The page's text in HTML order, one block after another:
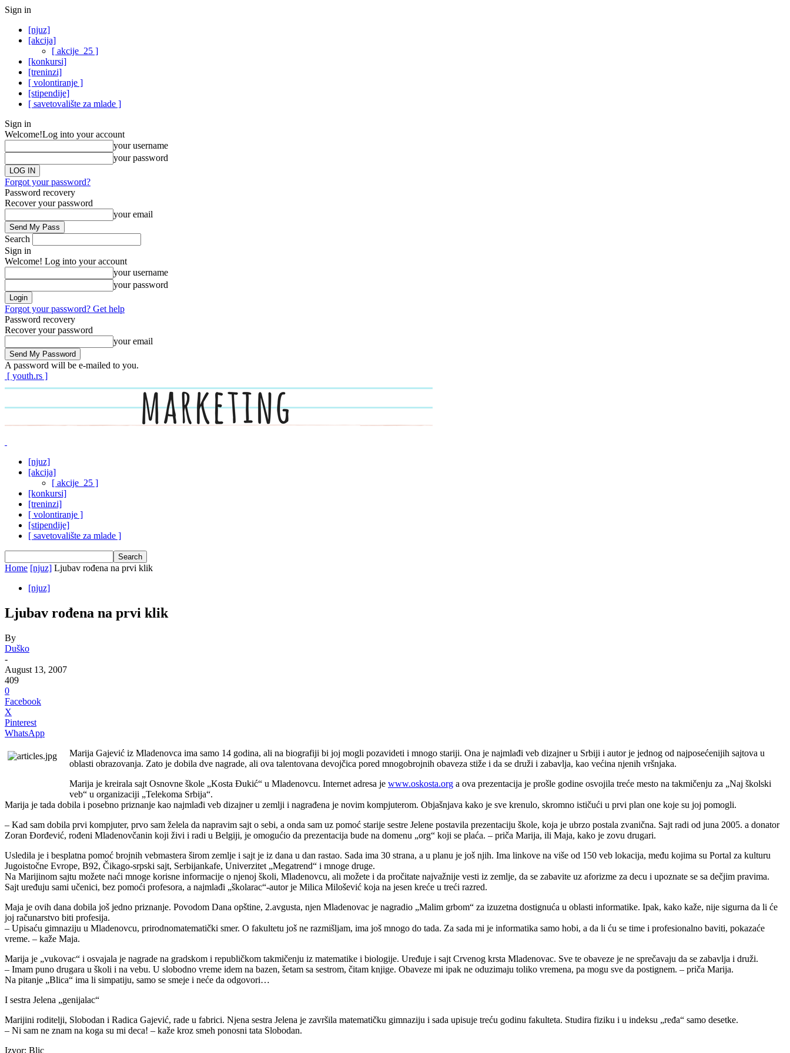
Sign in
[njuz]
[akcija]
[ akcije_25 ]
[konkursi]
[treninzi]
[ volontiranje ]
[stipendije]
[ savetovalište za mlade ]
Sign in
Welcome!Log into your account
your username
your password
Forgot your password?
Password recovery
Recover your password
your email
Search
Sign in
Welcome! Log into your account
your username
your password
Forgot your password? Get help
Password recovery
Recover your password
your email
A password will be e-mailed to you.
[ youth.rs ]
[njuz]
[akcija]
[ akcije_25 ]
[konkursi]
[treninzi]
[ volontiranje ]
[stipendije]
[ savetovalište za mlade ]
Home [njuz] Ljubav rođena na prvi klik
[njuz]
Ljubav rođena na prvi klik
By
Duško
-
August 13, 2007
409
0
Facebook
X
Pinterest
WhatsApp
Marija Gajević iz Mladenovca ima samo 14 godina, ali na biografiji bi joj mogli pozavideti i mnogo stariji. Ona je najmlađi veb dizajner u Srbiji i autor je jednog od najposećenijih sajtova u
oblasti obrazovanja. Zato je dobila dve nagrade, ali ova talentovana devojčica pored mnogobrojnih obaveza stiže i da se druži i zabavlja, kao većina njenih vršnjaka.
Marija je kreirala sajt Osnovne škole „Kosta Đukić“ u Mladenovcu. Internet adresa je www.oskosta.org a ova prezentacija je prošle godine osvojila treće mesto na takmičenju za „Naj školski
veb“ u organizaciji „Telekoma Srbija“.
Marija je tada dobila i posebno priznanje kao najmlađi veb dizajner u zemlji i nagrađena je novim kompjuterom. Objašnjava kako je sve krenulo, skromno ističući u prvi plan one koje su joj pomogli.
– Kad sam dobila prvi kompjuter, prvo sam želela da napravim sajt o sebi, a onda sam uz pomoć starije sestre Jelene postavila prezentaciju škole, koja je ubrzo postala zvanična. Sajt radi od juna 2005. a donator
Zoran Đorđević, rođeni Mladenovčanin koji živi i radi u Belgiji, je omogućio da prezentacija bude na domenu „org“ koji se plaća. – priča Marija, ili Maja, kako je zovu drugari.
Usledila je i besplatna pomoć brojnih vebmastera širom zemlje i sajt je iz dana u dan rastao. Sada ima 30 strana, a u planu je još njih. Ima linkove na više od 150 veb lokacija, među kojima su Portal za kulturu
Jugoistočne Evrope, B92, Čikago-srpski sajt, Serbijankafe, Univerzitet „Megatrend“ i mnoge druge.
Na Marijinom sajtu možete naći mnoge korisne informacije o njenoj školi, Mladenovcu, ali možete i da pročitate najvažnije vesti iz zemlje, da se zabavite uz aforizme za decu i upoznate se sa dečjim pravima.
Sajt uređuju sami učenici, bez pomoći profesora, a najmlađi „školarac“-autor je Milica Milošević koja na jesen kreće u treći razred.
Maja je ovih dana dobila još jedno priznanje. Povodom Dana opštine, 2.avgusta, njen Mladenovac je nagradio „Malim grbom“ za izuzetna dostignuća u oblasti informatike. Ipak, kako kaže, nije sigurna da li će
joj računarstvo biti profesija.
– Upisaću gimnaziju u Mladenovcu, prirodnomatematički smer. O fakultetu još ne razmišljam, ima još mnogo do tada. Za sada mi je informatika samo hobi, a da li ću se time i profesionalno baviti, pokazaće
vreme. – kaže Maja.
Marija je „vukovac“ i osvajala je nagrade na gradskom i republičkom takmičenju iz matematike i biologije. Uređuje i sajt Crvenog krsta Mladenovac. Sve te obaveze je ne sprečavaju da se zabavlja i druži.
– Imam puno drugara u školi i na vebu. U slobodno vreme idem na bazen, šetam sa sestrom, čitam knjige. Obaveze mi ipak ne oduzimaju toliko vremena, pa mogu sve da postignem. – priča Marija.
Na pitanje „Blica“ ima li simpatiju, samo se smeje i neće da odgovori…
I sestra Jelena „genijalac“
Marijini roditelji, Slobodan i Radica Gajević, rade u fabrici. Njena sestra Jelena je završila matematičku gimnaziju i sada upisuje treću godinu fakulteta. Studira fiziku i u indeksu „ređa“ samo desetke.
– Ni sam ne znam na koga su mi deca! – kaže kroz smeh ponosni tata Slobodan.
Izvor: Blic